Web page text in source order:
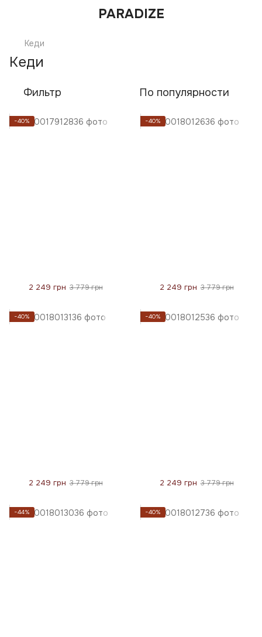
PARADIZE
Кеди
Кеди
Фильтр По популярности
−40%
2 249 грн 3 779 грн
−40%
2 249 грн 3 779 грн
−40%
2 249 грн 3 779 грн
−40%
2 249 грн 3 779 грн
−44% −40%